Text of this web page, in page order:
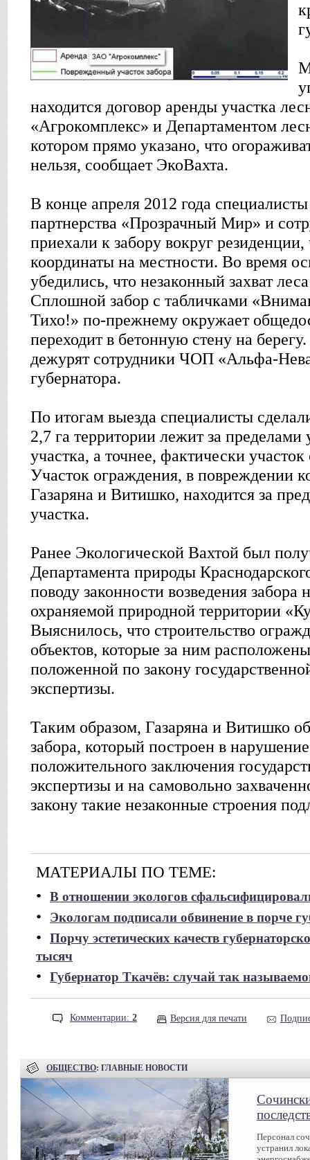
находится договор аренды участка
«Агрокомплекс» и Департаментом
котором прямо указано, что
нельзя, сообщает ЭкоВахта.
В конце апреля 2012 года
партнерства «Прозрачный Мир» и
приехали к забору вокруг резиденции,
координаты на местности. Во время
убедились, что незаконный захват
Сплошной забор с табличками
Тихо!» по-прежнему окружает
переходит в бетонную стену на
дежурят сотрудники ЧОП «Альфа-
губернатора.
По итогам выезда специалисты
2,7 га территории лежит за пределами
участка, а точнее, фактически
Участок ограждения, в повреждении
Газаряна и Витишко, находится за
участка.
Ранее Экологической Вахтой был
Департамента природы
поводу законности возведения забора
охраняемой природной территории
Выяснилось, что строительство
объектов, которые за ним
положенной по закону
экспертизы.
Таким образом, Газаряна и Витишко
забора, который построен в
положительного заключения
экспертизы и на самовольно
закону такие незаконные строения
МАТЕРИАЛЫ ПО ТЕМЕ:
• В отношении экологов
• Экологам подписали обвинение в порче
• Порчу эстетических качеств
тысяч
• Губернатор Ткачёв: случай так
Комментарии: 2 Версия для печати
ОБЩЕСТВО: ГЛАВНЫЕ НОВОСТИ
Персонал
устранил